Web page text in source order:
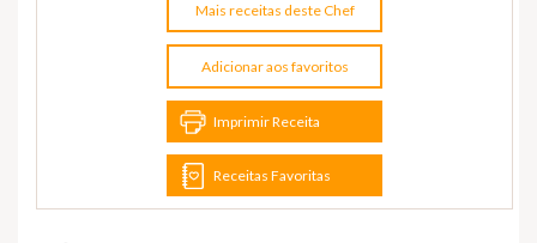
Mais receitas deste Chef
Adicionar aos favoritos
Imprimir Receita
Receitas Favoritas